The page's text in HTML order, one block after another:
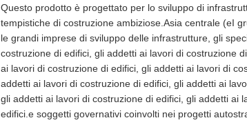
Questo prodotto è progettato per lo sviluppo di
tempistiche di costruzione ambiziose.Asia centrale (eI
le grandi imprese di sviluppo delle infrastrutture, gli
costruzione di edifici, gli addetti ai lavori di costruzione
ai lavori di costruzione di edifici, gli addetti ai lavori di
addetti ai lavori di costruzione di edifici, gli addetti ai
gli addetti ai lavori di costruzione di edifici, gli addetti ai
edifici.e soggetti governativi coinvolti nei progetti